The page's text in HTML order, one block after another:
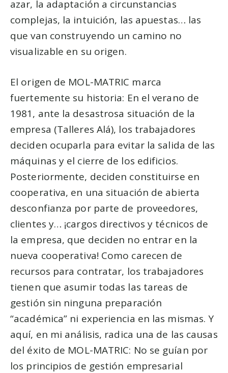
azar, la adaptación a circunstancias
complejas, la intuición, las apuestas… las
que van construyendo un camino no
visualizable en su origen.
El origen de MOL-MATRIC marca
fuertemente su historia: En el verano de
1981, ante la desastrosa situación de la
empresa (Talleres Alá), los trabajadores
deciden ocuparla para evitar la salida de las
máquinas y el cierre de los edificios.
Posteriormente, deciden constituirse en
cooperativa, en una situación de abierta
desconfianza por parte de proveedores,
clientes y… ¡cargos directivos y técnicos de
la empresa, que deciden no entrar en la
nueva cooperativa! Como carecen de
recursos para contratar, los trabajadores
tienen que asumir todas las tareas de
gestión sin ninguna preparación
“académica” ni experiencia en las mismas. Y
aquí, en mi análisis, radica una de las causas
del éxito de MOL-MATRIC: No se guían por
los principios de gestión empresarial